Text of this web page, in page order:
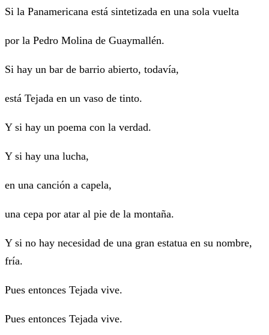
Si la Panamericana está sintetizada en una sola vuelta
por la Pedro Molina de Guaymallén.
Si hay un bar de barrio abierto, todavía,
está Tejada en un vaso de tinto.
Y si hay un poema con la verdad.
Y si hay una lucha,
en una canción a capela,
una cepa por atar al pie de la montaña.
Y si no hay necesidad de una gran estatua en su nombre,
fría.
Pues entonces Tejada vive.
Pues entonces Tejada vive.